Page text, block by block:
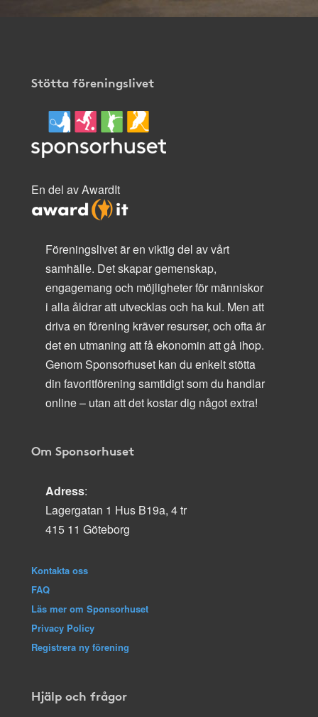
Stötta föreningslivet
En del av AwardIt
Föreningslivet är en viktig del av vårt
samhälle. Det skapar gemenskap,
engagemang och möjligheter för människor
i alla åldrar att utvecklas och ha kul. Men att
driva en förening kräver resurser, och ofta är
det en utmaning att få ekonomin att gå ihop.
Genom Sponsorhuset kan du enkelt stötta
din favoritförening samtidigt som du handlar
online – utan att det kostar dig något extra!
Om Sponsorhuset
Adress:
Lagergatan 1 Hus B19a, 4 tr
415 11 Göteborg
Kontakta oss
FAQ
Läs mer om Sponsorhuset
Privacy Policy
Registrera ny förening
Hjälp och frågor